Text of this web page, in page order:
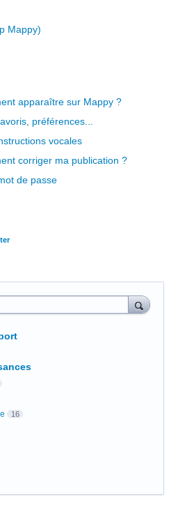
Mappy)
apparaître sur Mappy ?
préférences...
vocales
corriger ma publication ?
de passe
16